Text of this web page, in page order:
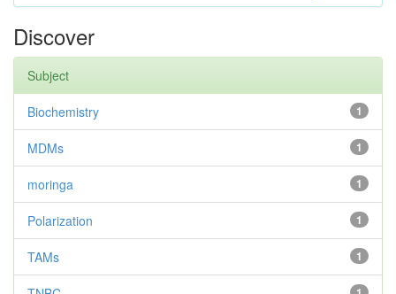
Discover
Subject
1
Biochemistry
1
MDMs
1
moringa
1
Polarization
1
TAMs